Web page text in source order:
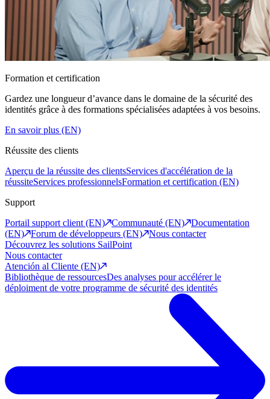
Formation et certification
Gardez une longueur d’avance dans le domaine de la sécurité des
identités grâce à des formations spécialisées adaptées à vos besoins.
En savoir plus (EN)
Réussite des clients
Aperçu de la réussite des clientsServices d'accélération de la
réussiteServices professionnelsFormation et certification (EN)
Support
Portail support client (EN)
Communauté (EN)
Documentation
(EN)
Forum de développeurs (EN)
Nous contacter
Découvrez les solutions SailPoint
Nous contacter
Atención al Cliente (EN)
Bibliothèque de ressourcesDes analyses pour accélérer le
déploiment de votre programme de sécurité des identités